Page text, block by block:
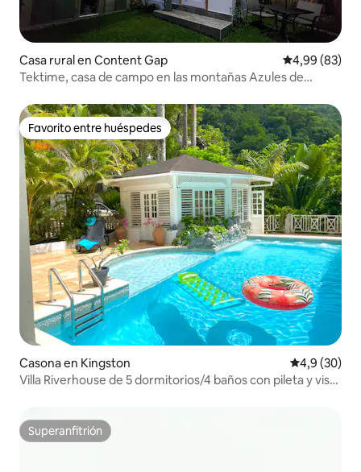
Casa rural en Content Gap Calificación
4,99 (83)
Tektime, casa de campo en las montañas Azules de
Favorito entre huéspedes
Favorito entre huéspedes
Casona en Kingston Calificación
4,9 (30)
Villa Riverhouse de 5 dormitorios/4 baños con pileta y vista
Superanfitrión
Superanfitrión